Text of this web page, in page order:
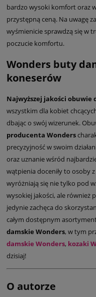
bardzo wysoki komfort oraz
przystępną ceną. Na uwagę
wyśmienicie sprawdzą się w
poczucie komfortu.
Wonders buty
koneserów
Najwyższej jakości obuwie
wszystkim dla kobiet
dbając o swój wizerunek.
producenta Wonders
precyzyjność w swoim
oraz uznanie wśród
wątpienia doceniły to osoby
wyróżniają się nie tylko pod
wysokiej jakości, ale również
jedynie zachęca do
całym dostępnym
damskie Wonders, w tym
damskie Wonders, kozaki
dzisiaj!
O autorze